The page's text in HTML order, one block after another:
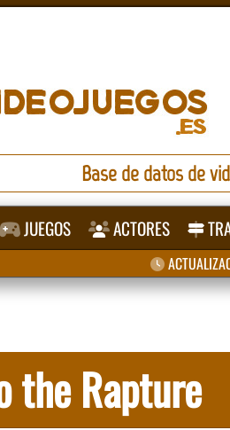
Base de datos de
JUEGOS ACTORES
the Rapture